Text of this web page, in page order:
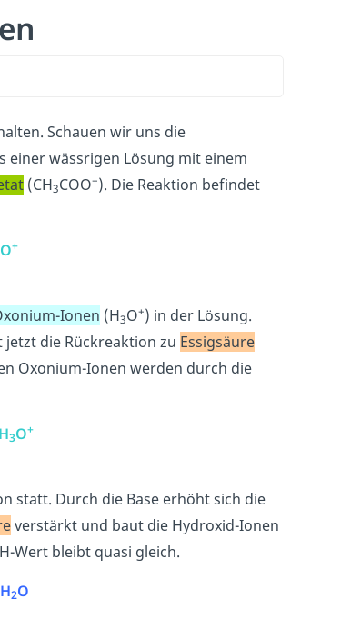
Schauen wir uns die
einer wässrigen Lösung mit einem
(CH3COO−). Die Reaktion befindet
O+
Ionen (H3O+) in der Lösung.
die Rückreaktion zu Essigsäure
Oxonium-Ionen werden durch die
H3O+
statt. Durch die Base erhöht sich die
verstärkt und baut die Hydroxid-Ionen
Wert bleibt quasi gleich.
H2O